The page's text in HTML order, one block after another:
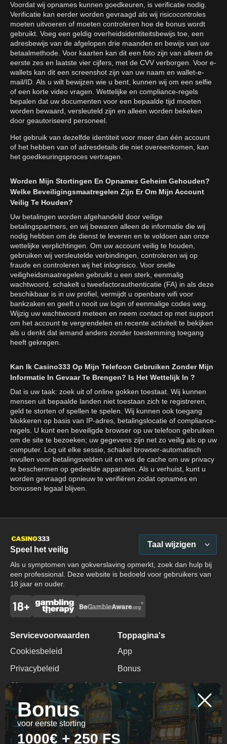
Voordat wij opnames kunnen goedkeuren, is verificatie nodig.
Verificatie kan eerder worden gevraagd als wij risicocontroles
moeten uitvoeren of moeten controleren hoe de bonus wordt
gebruikt. Voeg een geldig overheidsidentiteitsbewijs toe, een
adresbewijs van de afgelopen drie maanden en bewijs van uw
betaalmethode. Voor kaarten kan dit een foto zijn van alleen de
eerste zes en laatste vier cijfers, met de CVV verborgen. Voor e-
wallets kan dit een screenshot zijn van uw naam en wallet-e-
mail/ID. Als u wilt bewijzen wie u bent, kunnen wij om een selfie
of een korte video vragen. Wettelijke en compliance-regels
bepalen dat uw documenten voor een bepaalde tijd moeten
worden bewaard, versleuteld zijn en alleen worden bekeken
door geautoriseerd personeel.
Het gebruik van dezelfde identiteit voor meer dan één account
of het hebben van of adresdetails die niet overeenkomen, kan
het goedkeuringsproces vertragen.
Worden Mijn Stortingen En Opnames Geheim Gehouden?
Welke Beveiligingsmaatregelen Zijn Er Om Mijn Account
Veilig Te Houden?
Uw betalingen worden afgehandeld door veilige
betalingspartners, en wij bewaren alleen de informatie die wij
nodig hebben om de dienst te leveren en te voldoen aan onze
wettelijke verplichtingen. Om uw account veilig te houden,
gebruiken wij versleutelde verbindingen, controleren wij op
fraude en controleren wij het inlogrisico. Voor snelle
veiligheidsmaatregelen gebruikt u een sterk, eenmalig
wachtwoord, schakelt u tweefactorauthenticatie (FA) in als deze
beschikbaar is in uw profiel, vermijdt u openbare wifi voor
bankzaken en geeft u nooit uw login of eenmalige codes weg.
Wijzig uw wachtwoord meteen en neem contact op met support
om het account te vergrendelen en recente activiteit te bekijken
als u denkt dat iemand anders zonder toestemming toegang
heeft gekregen.
Kan Ik Casino333 Op Mijn Telefoon Gebruiken Zonder Mijn
Informatie In Gevaar Te Brengen? Is Het Wettelijk In ?
Dat is uw taak: zoek uit of online gokken toestaat. Wij kunnen
mensen uit bepaalde landen niet toestaan zich te registreren,
geld te storten of spellen te spelen. Wij kunnen ook toegang
blokkeren op basis van IP-adres, betalingslocatie of compliance-
regels. U kunt een beveiligde browser op uw telefoon gebruiken
om de site te bezoeken; uw gegevens zijn net zo veilig als op uw
computer. Log uit elke sessie, schakel browser-automatisch
invullen voor betalingsvelden uit en wis de cache om uw privacy
te beschermen op gedeelde apparaten. Als u verhuist, kunt u
worden gevraagd opnieuw te verifiëren zodat opnames en
bonussen legaal blijven.
Bonus
voor eerste storting
1000€ + 250 FS
Speel het veilig
Als u symptomen van gokverslaving opmerkt, zoek dan hulp bij
een professional. Deze website is bedoeld voor gebruikers van
18 jaar en ouder.
Taal wijzigen
Servicevoorwaarden
Cookiesbeleid
Privacybeleid
Algemene voorwaarden
Verantwoord Gokken
Toppagina's
App
Bonus
Promocode
Geen Storting Bonus
Contacten